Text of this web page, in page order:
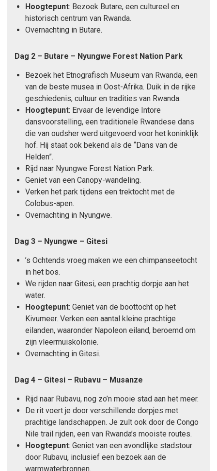
Hoogtepunt: Bezoek Butare, een cultureel en
historisch centrum van Rwanda.
Overnachting in Butare.
Dag 2 – Butare – Nyungwe Forest Nation Park
Bezoek het Etnografisch Museum van Rwanda, een
van de beste musea in Oost-Afrika. Duik in de rijke
geschiedenis, cultuur en tradities van Rwanda.
Hoogtepunt: Ervaar de levendige Intore
dansvoorstelling, een traditionele Rwandese dans
die van oudsher werd uitgevoerd voor het koninklijk
hof. Hij staat ook bekend als de “Dans van de
Helden”.
Rijd naar Nyungwe Forest Nation Park.
Geniet van een Canopy-wandeling.
Verken het park tijdens een trektocht met de
Colobus-apen.
Overnachting in Nyungwe.
Dag 3 – Nyungwe – Gitesi
’s Ochtends vroeg maken we een chimpanseetocht
in het bos.
We rijden naar Gitesi, een prachtig dorpje aan het
water.
Hoogtepunt: Geniet van de boottocht op het
Kivumeer. Verken een aantal kleine prachtige
eilanden, waaronder Napoleon eiland, beroemd om
zijn vleermuiskolonie.
Overnachting in Gitesi.
Dag 4 – Gitesi – Rubavu – Musanze
Rijd naar Rubavu, nog zo’n mooie stad aan het meer.
De rit voert je door verschillende dorpjes met
prachtige landschappen. Je zult ook door de Congo
Nile trail rijden, een van Rwanda’s mooiste routes.
Hoogtepunt: Geniet van een avondlijke stadstour
door Rubavu, inclusief een bezoek aan de
warmwaterbronnen.